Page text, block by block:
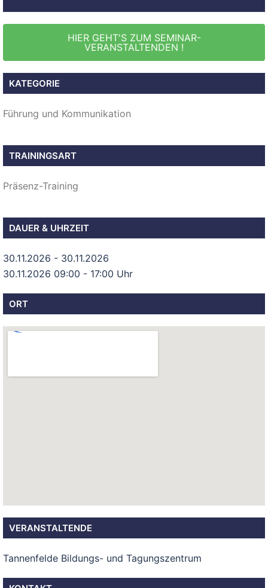
HIER GEHT'S ZUM SEMINAR-
VERANSTALTENDEN !
KATEGORIE
Führung und Kommunikation
TRAININGSART
Präsenz-Training
DAUER & UHRZEIT
30.11.2026 - 30.11.2026
30.11.2026 09:00 - 17:00 Uhr
ORT
VERANSTALTENDE
Tannenfelde Bildungs- und Tagungszentrum